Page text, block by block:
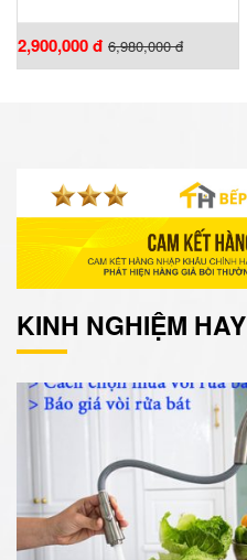
2,900,000 đ 6,980,000 đ
KINH NGHIỆM HAY